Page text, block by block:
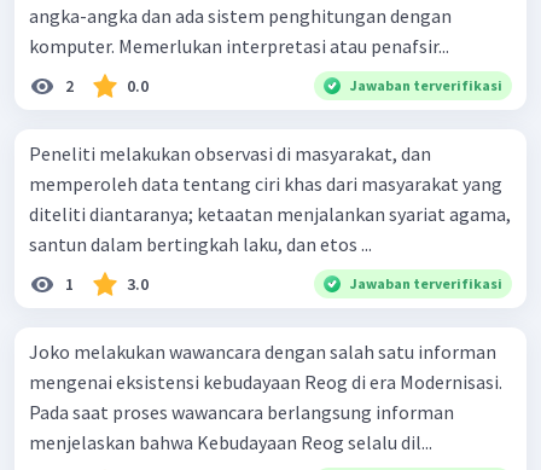
angka-angka dan ada sistem penghitungan dengan
komputer. Memerlukan interpretasi atau penafsir...
2 0.0 Jawaban terverifikasi
Peneliti melakukan observasi di masyarakat, dan
memperoleh data tentang ciri khas dari masyarakat yang
diteliti diantaranya; ketaatan menjalankan syariat agama,
santun dalam bertingkah laku, dan etos ...
1 3.0 Jawaban terverifikasi
Joko melakukan wawancara dengan salah satu informan
mengenai eksistensi kebudayaan Reog di era Modernisasi.
Pada saat proses wawancara berlangsung informan
menjelaskan bahwa Kebudayaan Reog selalu dil...